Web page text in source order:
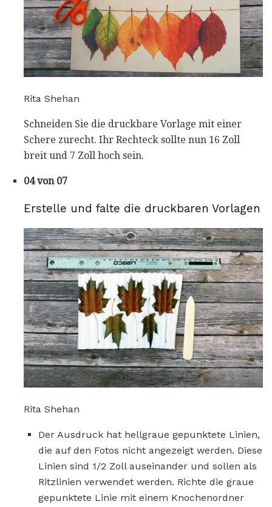
Rita Shehan
Schneiden Sie die druckbare Vorlage mit einer
Schere zurecht. Ihr Rechteck sollte nun 16 Zoll
breit und 7 Zoll hoch sein.
04 von 07
Erstelle und falte die druckbaren Vorlagen
Rita Shehan
Der Ausdruck hat hellgraue gepunktete Linien,
die auf den Fotos nicht angezeigt werden. Diese
Linien sind 1/2 Zoll auseinander und sollen als
Ritzlinien verwendet werden. Richte die graue
gepunktete Linie mit einem Knochenordner